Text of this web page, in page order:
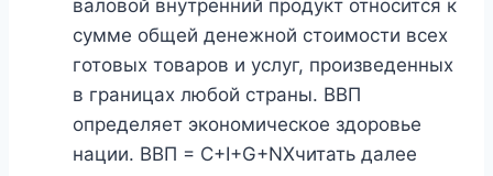
валовой внутренний продукт относится к
сумме общей денежной стоимости всех
готовых товаров и услуг, произведенных
в границах любой страны. ВВП
определяет экономическое здоровье
нации. ВВП = C+I+G+NXчитать далее